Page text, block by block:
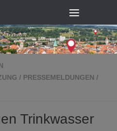
/ PRESSEMELDUNGEN /
Trinkwasser